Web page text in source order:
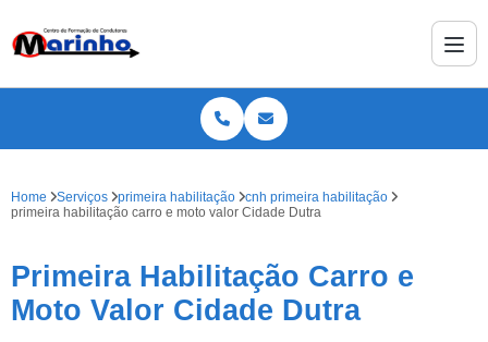
Home Serviços primeira habilitação
cnh primeira habilitação
primeira habilitação carro e moto valor Cidade Dutra
Primeira Habilitação Carro e
Moto Valor Cidade Dutra